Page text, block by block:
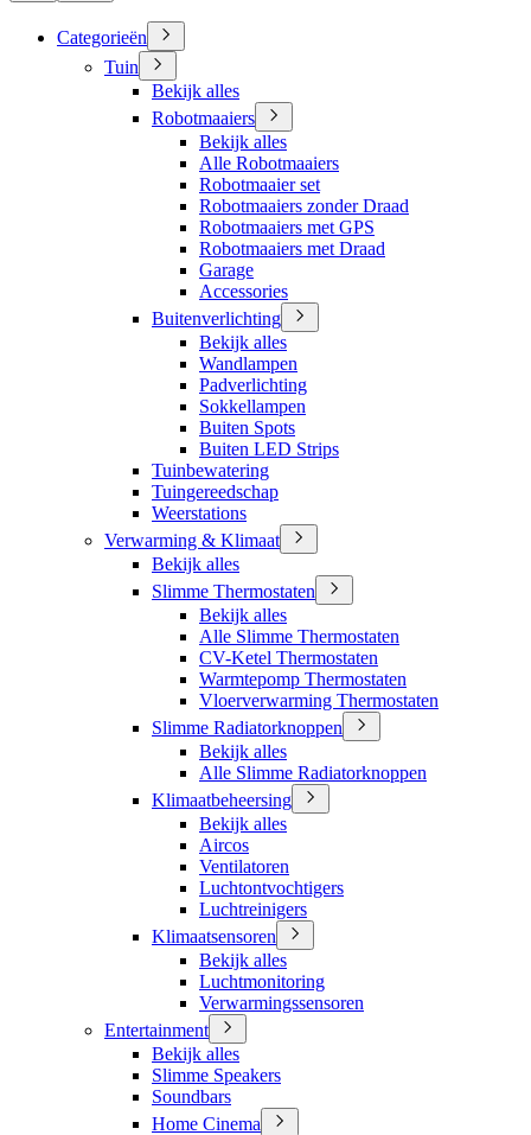
Categorieën
Tuin
Bekijk alles
Robotmaaiers
Bekijk alles
Alle Robotmaaiers
Robotmaaier set
Robotmaaiers zonder Draad
Robotmaaiers met GPS
Robotmaaiers met Draad
Garage
Accessories
Buitenverlichting
Bekijk alles
Wandlampen
Padverlichting
Sokkellampen
Buiten Spots
Buiten LED Strips
Tuinbewatering
Tuingereedschap
Weerstations
Verwarming & Klimaat
Bekijk alles
Slimme Thermostaten
Bekijk alles
Alle Slimme Thermostaten
CV-Ketel Thermostaten
Warmtepomp Thermostaten
Vloerverwarming Thermostaten
Slimme Radiatorknoppen
Bekijk alles
Alle Slimme Radiatorknoppen
Klimaatbeheersing
Bekijk alles
Aircos
Ventilatoren
Luchtontvochtigers
Luchtreinigers
Klimaatsensoren
Bekijk alles
Luchtmonitoring
Verwarmingssensoren
Entertainment
Bekijk alles
Slimme Speakers
Soundbars
Home Cinema